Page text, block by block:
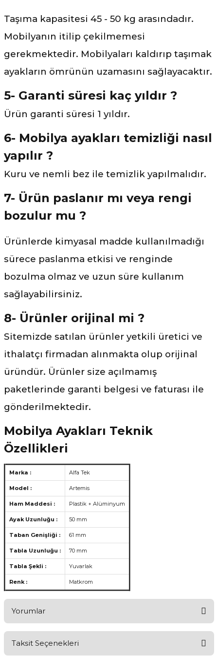
Taşıma kapasitesi 45 - 50 kg arasındadır.
Mobilyanın itilip çekilmemesi
gerekmektedir. Mobilyaları kaldırıp taşımak
ayakların ömrünün uzamasını sağlayacaktır.
5- Garanti süresi kaç yıldır ?
Ürün garanti süresi 1 yıldır.
6- Mobilya ayakları temizliği nasıl
yapılır ?
Kuru ve nemli bez ile temizlik yapılmalıdır.
7- Ürün paslanır mı veya rengi
bozulur mu ?
Ürünlerde kimyasal madde kullanılmadığı
sürece paslanma etkisi ve renginde
bozulma olmaz ve uzun süre kullanım
sağlayabilirsiniz.
8- Ürünler orijinal mi ?
Sitemizde satılan ürünler yetkili üretici ve
ithalatçı firmadan alınmakta olup orijinal
üründür. Ürünler size açılmamış
paketlerinde garanti belgesi ve faturası ile
gönderilmektedir.
Mobilya Ayakları Teknik
Özellikleri
Marka : Alfa Tek
Model : Artemis
Ham Maddesi : Plastik + Alüminyum
Ayak Uzunluğu : 50 mm
Taban Genişliği : 61 mm
Tabla Uzunluğu : 70 mm
Tabla Şekli : Yuvarlak
Renk : Matkrom
Yorumlar
Taksit Seçenekleri